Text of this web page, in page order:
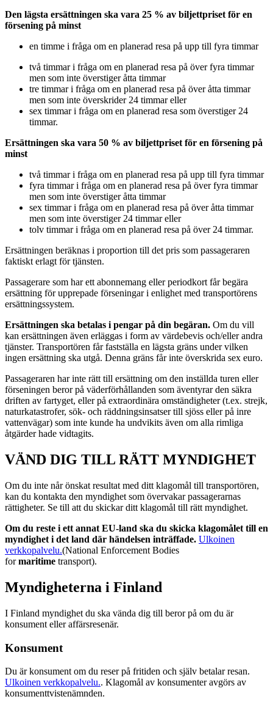
Den lägsta ersättningen ska vara 25 % av biljettpriset för en
försening på minst
en timme i fråga om en planerad resa på upp till fyra timmar
två timmar i fråga om en planerad resa på över fyra timmar
men som inte överstiger åtta timmar
tre timmar i fråga om en planerad resa på över åtta timmar
men som inte överskrider 24 timmar eller
sex timmar i fråga om en planerad resa som överstiger 24
timmar.
Ersättningen ska vara 50 % av biljettpriset för en försening på
minst
två timmar i fråga om en planerad resa på upp till fyra timmar
fyra timmar i fråga om en planerad resa på över fyra timmar
men som inte överstiger åtta timmar
sex timmar i fråga om en planerad resa på över åtta timmar
men som inte överstiger 24 timmar eller
tolv timmar i fråga om en planerad resa på över 24 timmar.
Ersättningen beräknas i proportion till det pris som passageraren
faktiskt erlagt för tjänsten.
Passagerare som har ett abonnemang eller periodkort får begära
ersättning för upprepade förseningar i enlighet med transportörens
ersättningssystem.
Ersättningen ska betalas i pengar på din begäran. Om du vill
kan ersättningen även erläggas i form av värdebevis och/eller andra
tjänster. Transportören får fastställa en lägsta gräns under vilken
ingen ersättning ska utgå. Denna gräns får inte överskrida sex euro.
Passageraren har inte rätt till ersättning om den inställda turen eller
förseningen beror på väderförhållanden som äventyrar den säkra
driften av fartyget, eller på extraordinära omständigheter (t.ex. strejk,
naturkatastrofer, sök- och räddningsinsatser till sjöss eller på inre
vattenvägar) som inte kunde ha undvikits även om alla rimliga
åtgärder hade vidtagits.
VÄND DIG TILL RÄTT MYNDIGHET
Om du inte når önskat resultat med ditt klagomål till transportören,
kan du kontakta den myndighet som övervakar passagerarnas
rättigheter. Se till att du skickar ditt klagomål till rätt myndighet.
Om du reste i ett annat EU-land ska du skicka klagomålet till en
myndighet i det land där händelsen inträffade. Ulkoinen
verkkopalvelu.(National Enforcement Bodies
formaritime transport).
Myndigheterna i Finland
I Finland myndighet du ska vända dig till beror på om du är
konsument eller affärsresenär.
Konsument
Du är konsument om du reser på fritiden och själv betalar resan.
Ulkoinen verkkopalvelu.. Klagomål av konsumenter avgörs av
konsumenttvistenämnden.